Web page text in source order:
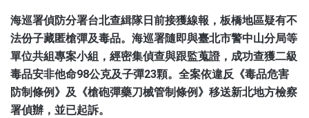
海巡署偵防分署台北查緝隊日前接獲線報，板橋地區疑有不
法份子藏匿槍彈及毒品。海巡署隨即與臺北市警中山分局等
單位共組專案小組，經密集偵查與跟監蒐證，成功查獲二級
毒品安非他命98公克及子彈23顆。全案依違反《毒品危害
防制條例》及《槍砲彈藥刀械管制條例》移送新北地方檢察
署偵辦，並已起訴。